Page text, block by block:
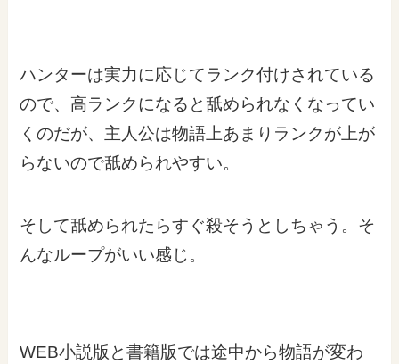
ハンターは実力に応じてランク付けされている
ので、高ランクになると舐められなくなってい
くのだが、主人公は物語上あまりランクが上が
らないので舐められやすい。
そして舐められたらすぐ殺そうとしちゃう。そ
んなループがいい感じ。
WEB小説版と書籍版では途中から物語が変わ